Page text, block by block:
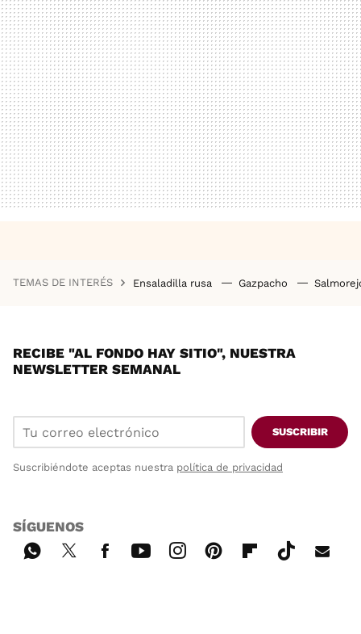
TEMAS DE INTERÉS Ensaladilla rusa Gazpacho
RECIBE "AL FONDO HAY SITIO", NUESTRA
NEWSLETTER SEMANAL
SUSCRIBIR
Suscribiéndote aceptas nuestra política de privacidad
SÍGUENOS